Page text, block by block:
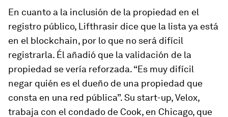
En cuanto a la inclusión de la propiedad en el
registro público, Lifthrasir dice que la lista ya está
en el blockchain, por lo que no será difícil
registrarla. Él añadió que la validación de la
propiedad se vería reforzada. “Es muy difícil
negar quién es el dueño de una propiedad que
consta en una red pública”. Su start-up, Velox,
trabaja con el condado de Cook, en Chicago, que